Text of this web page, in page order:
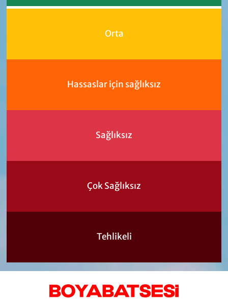
Orta
Hassaslar için sağlıksız
Sağlıksız
Çok Sağlıksız
Tehlikeli